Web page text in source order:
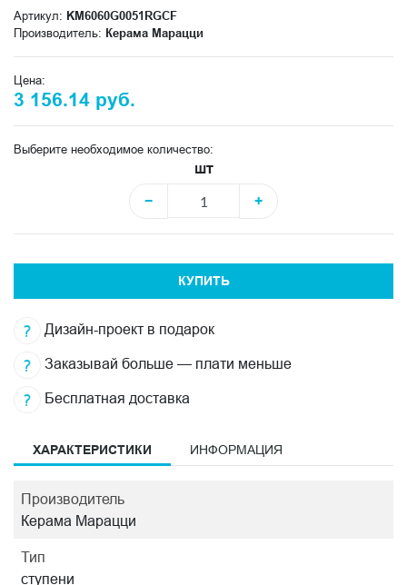
Артикул: KM6060G0051RGCF
Производитель: Керама Марацци
Цена:
3 156.14 руб.
Выберите необходимое количество:
шт
−
+
КУПИТЬ
Дизайн-проект в подарок
Заказывай больше — плати меньше
Бесплатная доставка
ХАРАКТЕРИСТИКИ ИНФОРМАЦИЯ
Производитель
Керама Марацци
Тип
ступени